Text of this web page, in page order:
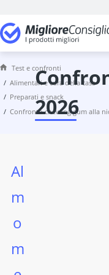
Test e confronti
alimentari e cura della casa
preparati e snack
confronto chewing gum alla
confronto chewing gum alla nicotina
2026
Al
m
o
m